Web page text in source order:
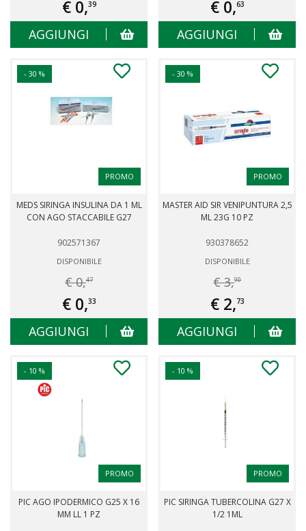
€ 0,39
AGGIUNGI
€ 0,63
AGGIUNGI
- 30 %
PROMO
MEDS SIRINGA INSULINA DA 1 ML
CON AGO STACCABILE G27
902571367
DISPONIBILE
€ 0,47
€ 0,33
AGGIUNGI
- 30 %
PROMO
MASTER AID SIR VENIPUNTURA 2,5
ML 23G 10 PZ
930378652
DISPONIBILE
€ 3,90
€ 2,73
AGGIUNGI
- 10 %
PROMO
PIC AGO IPODERMICO G25 X 16
MM LL 1 PZ
- 10 %
PROMO
PIC SIRINGA TUBERCOLINA G27 X
1/2 1ML